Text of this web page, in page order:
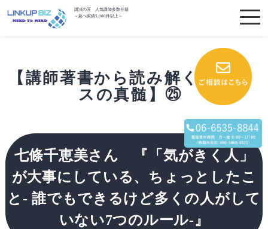
講演の匠 人気講師多数在籍
～延べ実績5,000件以上～
【講師著書から読み解くビジネ
スの真髄】㉕
七條千恵美さん 『「気がきく人」
が大事にしている、ちょっとしたこ
と- 誰でもできるけど多くの人がして
いない7つのルール-』